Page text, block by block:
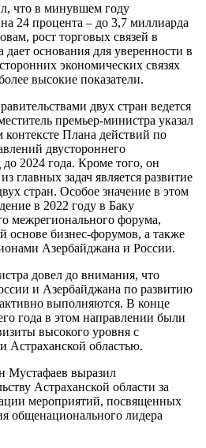
что в минувшем году
24 процента – до 3,7 миллиарда
рост торговых связей в
дает основания для уверенности в
экономических связях
высокие показатели.
двух стран ведется
премьер-министра указал
контексте Плана действий по
двустороннего
2024 года. Кроме того, он
главных задач является развитие
стран. Особое значение в этом
в 2022 году в Баку
межрегионального форума,
основе бизнес-форумов, а также
Азербайджана и России.
довел до внимания, что
и Азербайджана по развитию
выполняются. В конце
года в этом направлении были
высокого уровня с
Астраханской областью.
Мустафаев выразил
Астраханской области за
мероприятий, посвященных
общенационального лидера